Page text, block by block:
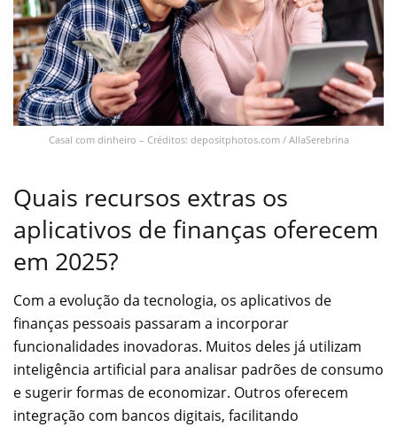
Casal com dinheiro – Créditos: depositphotos.com / AllaSerebrina
Quais recursos extras os
aplicativos de finanças oferecem
em 2025?
Com a evolução da tecnologia, os aplicativos de
finanças pessoais passaram a incorporar
funcionalidades inovadoras. Muitos deles já utilizam
inteligência artificial para analisar padrões de consumo
e sugerir formas de economizar. Outros oferecem
integração com bancos digitais, facilitando